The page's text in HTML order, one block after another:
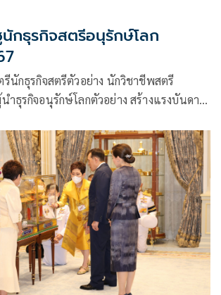
กธุรกิจสตรีอนุรักษ์โลก
รีนักธุรกิจสตรีตัวอย่าง นักวิชาชีพสตรี
อนุรักษ์โลกตัวอย่าง สร้างแรงบันดาล
งสมดลให้โลกใบนี้ สหพันธ์สมาคมสตรีนัก
งประเทศไทยในพระบรมราชินูปถัมภ์